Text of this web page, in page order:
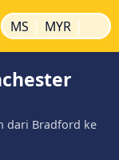
MS | MYR |
dari Bradford ke